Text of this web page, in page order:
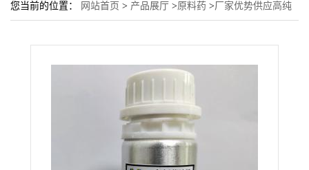
您当前的位置： 网站首页 > 产品展厅 >原料药 >厂家优势供应高纯